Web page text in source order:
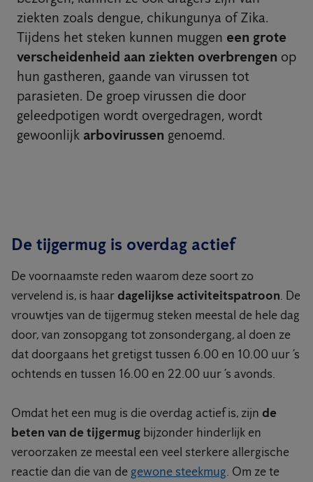
ziekten zoals dengue, chikungunya of Zika.
Tijdens het steken kunnen muggen een grote
verscheidenheid aan ziekten overbrengen op
hun gastheren, gaande van virussen tot
parasieten. De groep virussen die door
geleedpotigen wordt overgedragen, wordt
gewoonlijk arbovirussen genoemd.
De tijgermug is overdag actief
De voornaamste reden waarom deze soort zo
vervelend is, is haar dagelijkse activiteitspatroon. De
vrouwtjes van de tijgermug steken meestal de hele dag
door, van zonsopgang tot zonsondergang, al doen ze
dat doorgaans het gretigst tussen 6.00 en 10.00 uur ’s
ochtends en tussen 16.00 en 22.00 uur ’s avonds.
Omdat het een mug is die overdag actief is, zijn de
beten van de tijgermug bijzonder hinderlijk en
veroorzaken ze meestal een veel sterkere allergische
reactie dan die van de gewone steekmug. Om ze te